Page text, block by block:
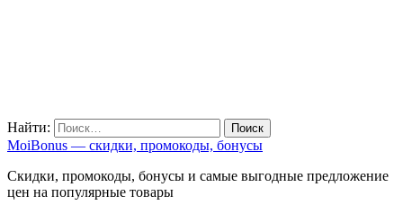
Найти:
MoiBonus — скидки, промокоды, бонусы
Скидки, промокоды, бонусы и самые выгодные предложение
цен на популярные товары